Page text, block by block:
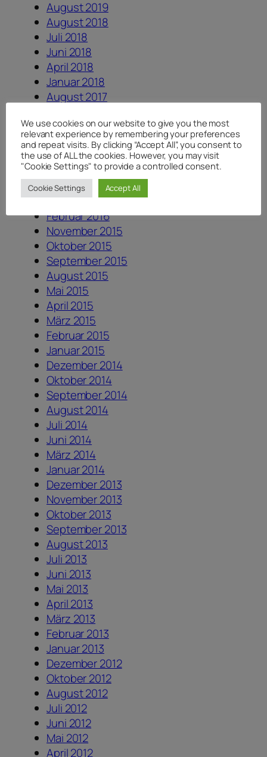
August 2019
August 2018
Juli 2018
Juni 2018
April 2018
Januar 2018
August 2017
Juni 2017
Dezember 2016
August 2016
Juni 2016
Mai 2016
April 2016
Februar 2016
November 2015
Oktober 2015
September 2015
August 2015
Mai 2015
April 2015
März 2015
Februar 2015
Januar 2015
Dezember 2014
Oktober 2014
September 2014
August 2014
Juli 2014
Juni 2014
März 2014
Januar 2014
Dezember 2013
November 2013
Oktober 2013
September 2013
August 2013
Juli 2013
Juni 2013
Mai 2013
April 2013
März 2013
Februar 2013
Januar 2013
Dezember 2012
Oktober 2012
August 2012
Juli 2012
Juni 2012
Mai 2012
April 2012
We use cookies on our website to give you the most
relevant experience by remembering your preferences
and repeat visits. By clicking “Accept All”, you consent to
the use of ALL the cookies. However, you may visit
"Cookie Settings" to provide a controlled consent.
Cookie Settings Accept All